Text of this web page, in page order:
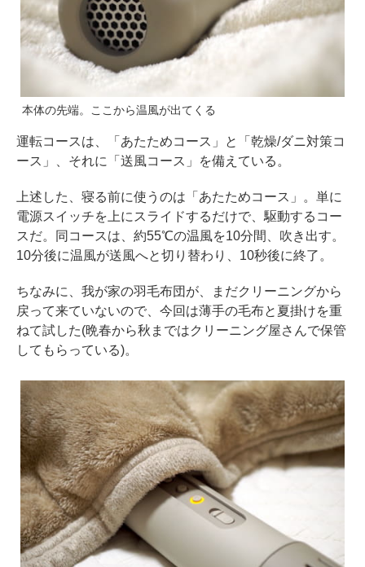
本体の先端。ここから温風が出てくる
運転コースは、「あたためコース」と「乾燥/ダニ対策コ
ース」、それに「送風コース」を備えている。
上述した、寝る前に使うのは「あたためコース」。単に
電源スイッチを上にスライドするだけで、駆動するコー
スだ。同コースは、約55℃の温風を10分間、吹き出す。
10分後に温風が送風へと切り替わり、10秒後に終了。
ちなみに、我が家の羽毛布団が、まだクリーニングから
戻って来ていないので、今回は薄手の毛布と夏掛けを重
ねて試した(晩春から秋まではクリーニング屋さんで保管
してもらっている)。